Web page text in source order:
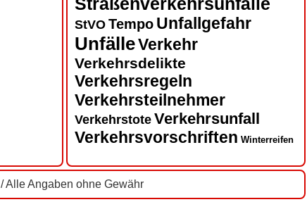
StVOTempo Unfallgefahr
UnfälleVerkehr
Verkehrsdelikte
Verkehrsregeln
Verkehrsteilnehmer
Verkehrstote Verkehrsunfall
Verkehrsvorschriften Winterreifen
/ Alle Angaben ohne Gewähr